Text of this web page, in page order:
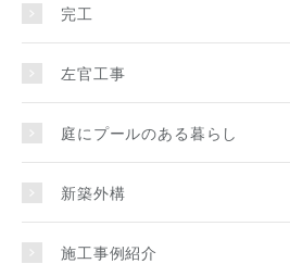
完工
左官工事
庭にプールのある暮らし
新築外構
施工事例紹介